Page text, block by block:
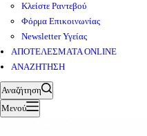
Κλείστε Ραντεβού
Φόρμα Επικοινωνίας
Newsletter Υγείας
ΑΠΟΤΕΛΕΣΜΑΤΑ ONLINE
ΑΝΑΖΗΤΗΣΗ
Αναζήτηση
Μενού